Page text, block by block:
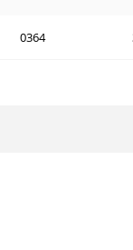
0364